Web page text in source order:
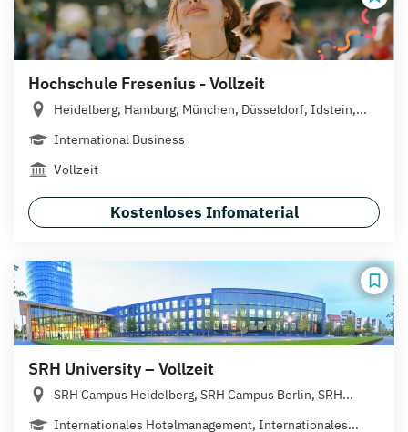
Hochschule Fresenius - Vollzeit
Heidelberg, Hamburg, München, Düsseldorf, Idstein,...
International Business
Vollzeit
Kostenloses Infomaterial
SRH University – Vollzeit
SRH Campus Heidelberg, SRH Campus Berlin, SRH...
Internationales Hotelmanagement, Internationales...